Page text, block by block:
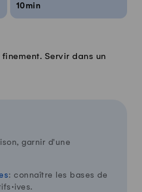
10min
Servir dans un
garnir d'une
: connaître les bases de